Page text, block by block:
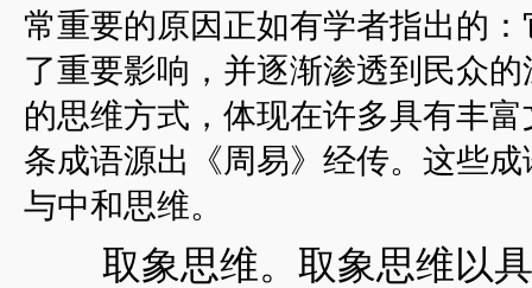
常重要的原因正如有学者指出的
了重要影响，并逐渐渗透到民众
的思维方式，体现在许多具有丰
条成语源出《周易》经传。这些
与中和思维。
取象思维。取象思维以具